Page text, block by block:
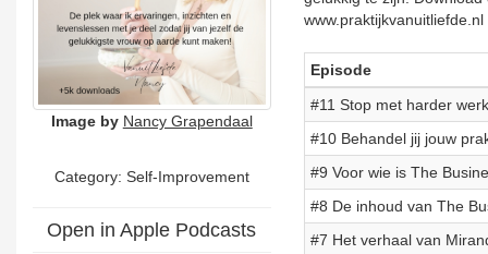
Image by Nancy Grapendaal
Category: Self-Improvement
Open in Apple Podcasts
Episode
#11 Stop met harder
#10 Behandel jij jouw
#9 Voor wie is The
#8 De inhoud van The
#7 Het verhaal van